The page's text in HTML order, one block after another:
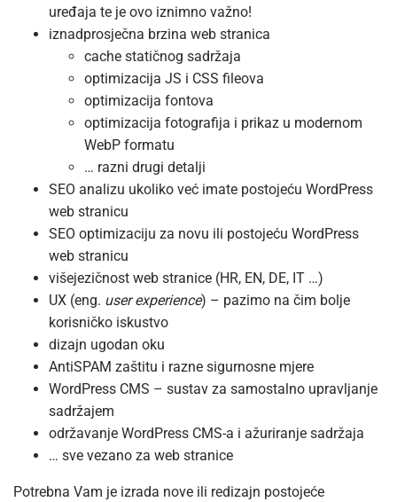
uređaja te je ovo iznimno važno!
iznadprosječna brzina web stranica
cache statičnog sadržaja
optimizacija JS i CSS fileova
optimizacija fontova
optimizacija fotografija i prikaz u modernom
WebP formatu
… razni drugi detalji
SEO analizu ukoliko već imate postojeću WordPress
web stranicu
SEO optimizaciju za novu ili postojeću WordPress
web stranicu
višejezičnost web stranice (HR, EN, DE, IT …)
UX (eng. user experience) – pazimo na čim bolje
korisničko iskustvo
dizajn ugodan oku
AntiSPAM zaštitu i razne sigurnosne mjere
WordPress CMS – sustav za samostalno upravljanje
sadržajem
održavanje WordPress CMS-a i ažuriranje sadržaja
… sve vezano za web stranice
Potrebna Vam je izrada nove ili redizajn postojeće